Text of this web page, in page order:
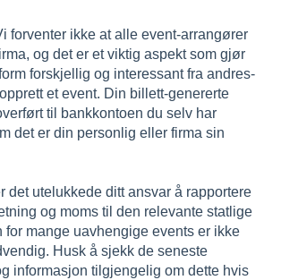
forventer ikke at alle event-arrangører
og det er et viktig aspekt som gjør
forskjellig og interessant fra andres-
et event. Din billett-genererte
til bankkontoen du selv har
det er din personlig eller firma sin
det utelukkede ditt ansvar å rapportere
og moms til den relevante statlige
for mange uavhengige events er ikke
Husk å sjekk de seneste
informasjon tilgjengelig om dette hvis